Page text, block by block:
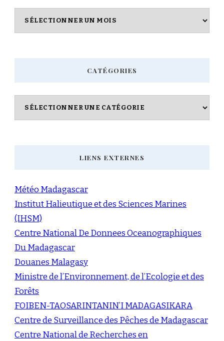
Archives
CATÉGORIES
Catégories
LIENS EXTERNES
Météo Madagascar
Institut Halieutique et des Sciences Marines
(IHSM)
Centre National De Donnees Oceanographiques
Du Madagascar
Douanes Malagasy
Ministre de l’Environnement, de l’Ecologie et des
Forêts
FOIBEN-TAOSARINTANIN’I MADAGASIKARA
Centre de Surveillance des Pêches de Madagascar
Centre National de Recherches en